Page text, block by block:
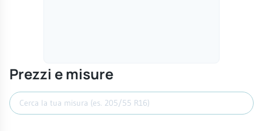
Prezzi e misure
Cerca misura